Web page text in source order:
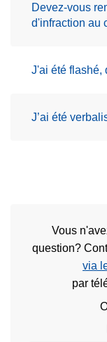
Devez-vous
d'infraction au
J'ai été flashé,
J’ai été
Vous
question?
via
par